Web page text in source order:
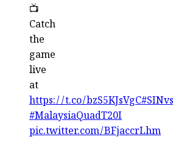
📺
Catch
the
game
live
at
https://t.co/bzS5KJsVgC
#MalaysiaQuadT20I
pic.twitter.com/BFjaccrLhm